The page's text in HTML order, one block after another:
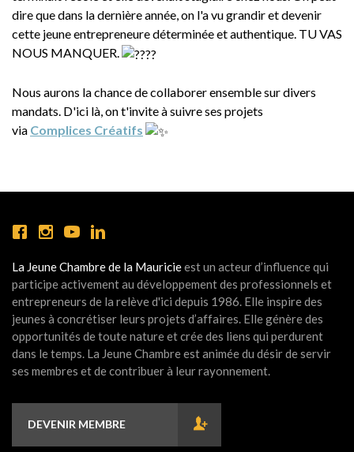
dire que dans la dernière année, on l'a vu grandir et devenir
cette jeune entrepreneure déterminée et authentique. TU VAS
NOUS MANQUER.
Nous aurons la chance de collaborer ensemble sur divers
mandats. D'ici là, on t'invite à suivre ses projets
via Complices Créatifs
La Jeune Chambre de la Mauricieest un acteur d’influence qui
participe activement au développement des professionnels et
entrepreneurs de la relève d'ici depuis 1986. Elle inspire des
jeunes à concrétiser leurs projets d’affaires. Elle génère des
opportunités de toute nature et crée des liens qui perdurent
dans le temps. La Jeune Chambre est animée du désir de servir
ses membres et de contribuer à leur rayonnement.
DEVENIR MEMBRE